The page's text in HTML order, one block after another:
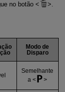
no botão .
Modo de
Disparo
Semelhante
a